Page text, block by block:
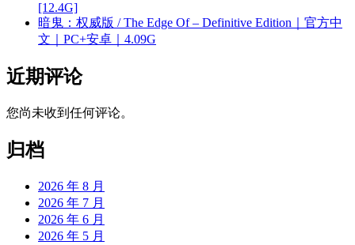
[12.4G]
暗鬼：权威版 / The Edge Of – Definitive Edition｜官方中
文｜PC+安卓｜4.09G
近期评论
您尚未收到任何评论。
归档
2026 年 8 月
2026 年 7 月
2026 年 6 月
2026 年 5 月